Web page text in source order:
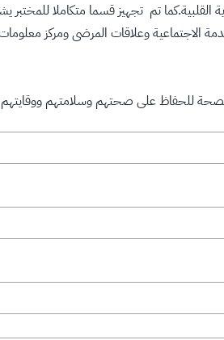
(17) سرير للطوارئ و 12 سريرا للعناية المركزة و8 أسرة للعناية
الاجتماعية وعلاقات المرضى ومركز
الصحة للحفاظ على صحتهم وسلامتهم